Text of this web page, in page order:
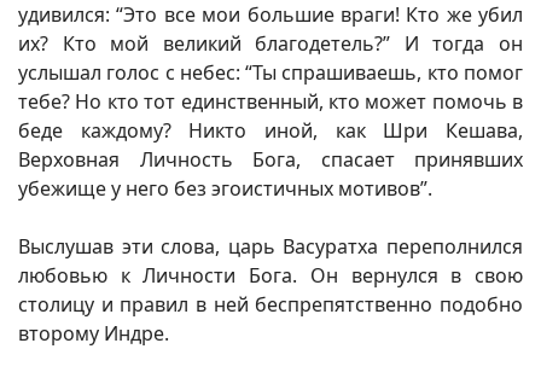
удивился: “Это все мои большие враги! Кто же убил
их? Кто мой великий благодетель?” И тогда он
услышал голос с небес: “Ты спрашиваешь, кто помог
тебе? Но кто тот единственный, кто может помочь в
беде каждому? Никто иной, как Шри Кешава,
Верховная Личность Бога, спасает принявших
убежище у него без эгоистичных мотивов”.
Выслушав эти слова, царь Васуратха переполнился
любовью к Личности Бога. Он вернулся в свою
столицу и правил в ней беспрепятственно подобно
второму Индре.